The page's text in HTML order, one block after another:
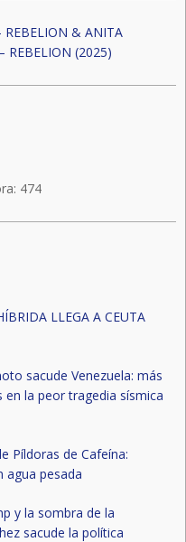
& ANITA
REBELION (2025)
474
LLEGA A CEUTA
sacude Venezuela: más
la peor tragedia sísmica
Píldoras de Cafeína:
agua pesada
y la sombra de la
sacude la política